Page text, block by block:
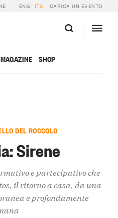
ENG ITA CARICA UN EVENTO
MAGAZINE SHOP
DEL ROCCOLO
Sirene
e partecipativo che
il ritorno a casa, da una
e profondamente